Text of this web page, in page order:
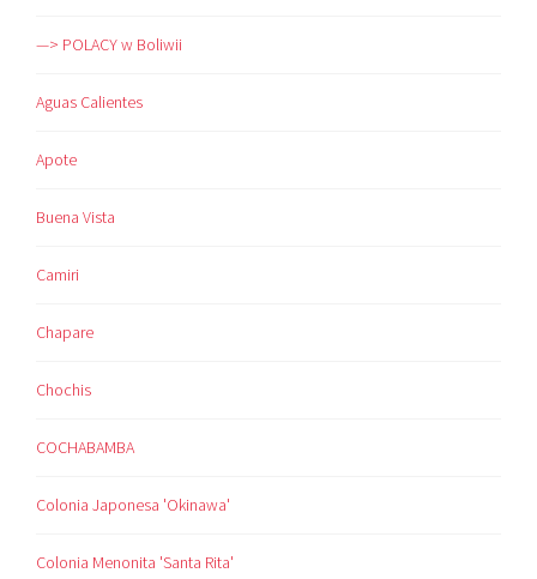
—> POLACY w Boliwii
Aguas Calientes
Apote
Buena Vista
Camiri
Chapare
Chochis
COCHABAMBA
Colonia Japonesa 'Okinawa'
Colonia Menonita 'Santa Rita'